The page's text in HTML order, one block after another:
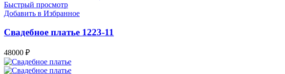
Быстрый просмотр
Добавить в Избранное
Свадебное платье 1223-11
48000 ₽